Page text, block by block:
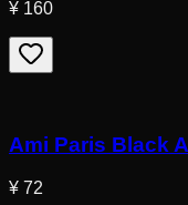
¥ 160
Ami Paris Black
¥ 72